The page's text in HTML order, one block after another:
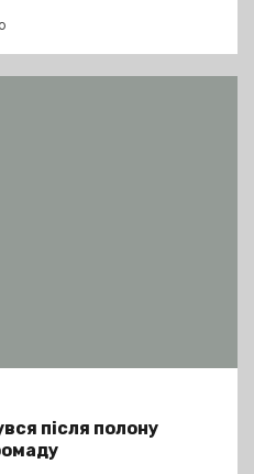
після полону